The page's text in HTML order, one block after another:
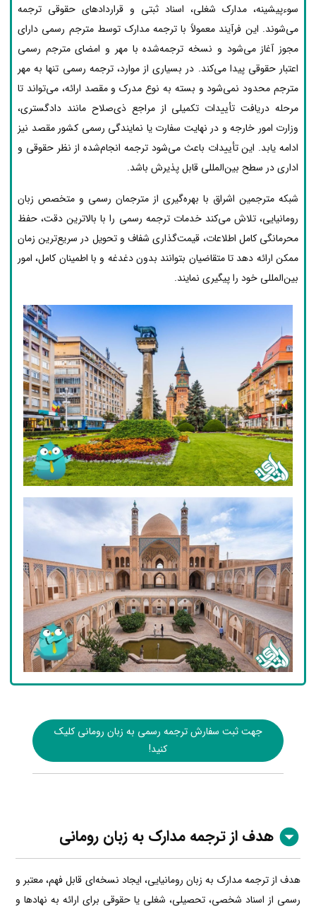
سوءپیشینه، مدارک شغلی، اسناد ثبتی و قراردادهای حقوقی ترجمه
می‌شوند. این فرآیند معمولاً با ترجمه مدارک توسط مترجم رسمی دارای
مجوز آغاز می‌شود و نسخه ترجمه‌شده با مهر و امضای مترجم رسمی
اعتبار حقوقی پیدا می‌کند. در بسیاری از موارد، ترجمه رسمی تنها به مهر
مترجم محدود نمی‌شود و بسته به نوع مدرک و مقصد ارائه، می‌تواند تا
مرحله دریافت تأییدات تکمیلی از مراجع ذی‌صلاح مانند دادگستری،
وزارت امور خارجه و در نهایت سفارت یا نمایندگی رسمی کشور مقصد نیز
ادامه یابد. این تأییدات باعث می‌شود ترجمه انجام‌شده از نظر حقوقی و
اداری در سطح بین‌المللی قابل پذیرش باشد.
شبکه مترجمین اشراق با بهره‌گیری از مترجمان رسمی و متخصص زبان
رومانیایی، تلاش می‌کند خدمات ترجمه رسمی را با بالاترین دقت، حفظ
محرمانگی کامل اطلاعات، قیمت‌گذاری شفاف و تحویل در سریع‌ترین زمان
ممکن ارائه دهد تا متقاضیان بتوانند بدون دغدغه و با اطمینان کامل، امور
بین‌المللی خود را پیگیری نمایند.
جهت ثبت سفارش ترجمه رسمی به زبان رومانی کلیک
کنید!
هدف از ترجمه مدارک به زبان رومانی
هدف از ترجمه مدارک به زبان رومانیایی، ایجاد نسخه‌ای قابل فهم، معتبر و
رسمی از اسناد شخصی، تحصیلی، شغلی یا حقوقی برای ارائه به نهادها و